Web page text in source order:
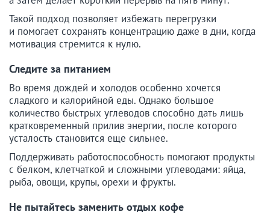
Такой подход позволяет избежать перегрузки
и помогает сохранять концентрацию даже в дни, когда
мотивация стремится к нулю.
Следите за питанием
Во время дождей и холодов особенно хочется
сладкого и калорийной еды. Однако большое
количество быстрых углеводов способно дать лишь
кратковременный прилив энергии, после которого
усталость становится еще сильнее.
Поддерживать работоспособность помогают продукты
с белком, клетчаткой и сложными углеводами: яйца,
рыба, овощи, крупы, орехи и фрукты.
Не пытайтесь заменить отдых кофе